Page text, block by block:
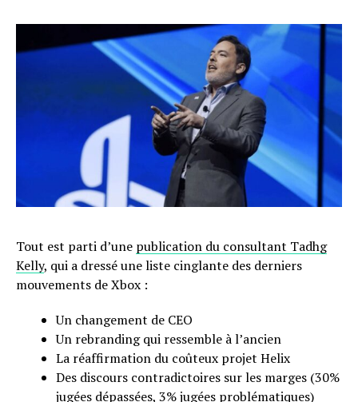
Tout est parti d’une publication du consultant Tadhg
Kelly, qui a dressé une liste cinglante des derniers
mouvements de Xbox :
Un changement de CEO
Un rebranding qui ressemble à l’ancien
La réaffirmation du coûteux projet Helix
Des discours contradictoires sur les marges (30%
jugées dépassées, 3% jugées problématiques)